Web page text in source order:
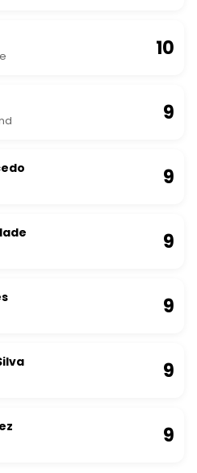
10
9
9
9
9
9
9